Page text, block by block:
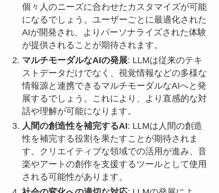
個々人のニーズに合わせたカスタマイズが可能
になるでしょう。ユーザーごとに最適化された
AIが開発され、よりパーソナライズされた体験
が提供されることが期待されます。
マルチモーダルなAIの発展: LLMは従来のテキ
ストデータだけでなく、視覚情報などの多様な
情報源と連携できるマルチモーダルなAIへと発
展するでしょう。これにより、より直感的な対
話や理解が可能になります。
人間の創造性を補完するAI: LLMは人間の創造
性を補完する役割を果たすことが期待されま
す。クリエイティブな領域での活用が進み、音
楽やアートの創作を支援するツールとして使用
される可能性があります。